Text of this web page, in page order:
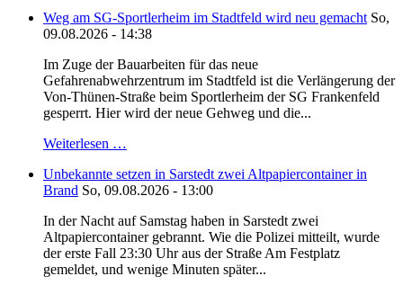
Weg am SG-Sportlerheim im Stadtfeld wird neu gemacht So,
09.08.2026 - 14:38
Im Zuge der Bauarbeiten für das neue
Gefahrenabwehrzentrum im Stadtfeld ist die Verlängerung der
Von-Thünen-Straße beim Sportlerheim der SG Frankenfeld
gesperrt. Hier wird der neue Gehweg und die...
Weiterlesen …
Unbekannte setzen in Sarstedt zwei Altpapiercontainer in
Brand So, 09.08.2026 - 13:00
In der Nacht auf Samstag haben in Sarstedt zwei
Altpapiercontainer gebrannt. Wie die Polizei mitteilt, wurde
der erste Fall 23:30 Uhr aus der Straße Am Festplatz
gemeldet, und wenige Minuten später...